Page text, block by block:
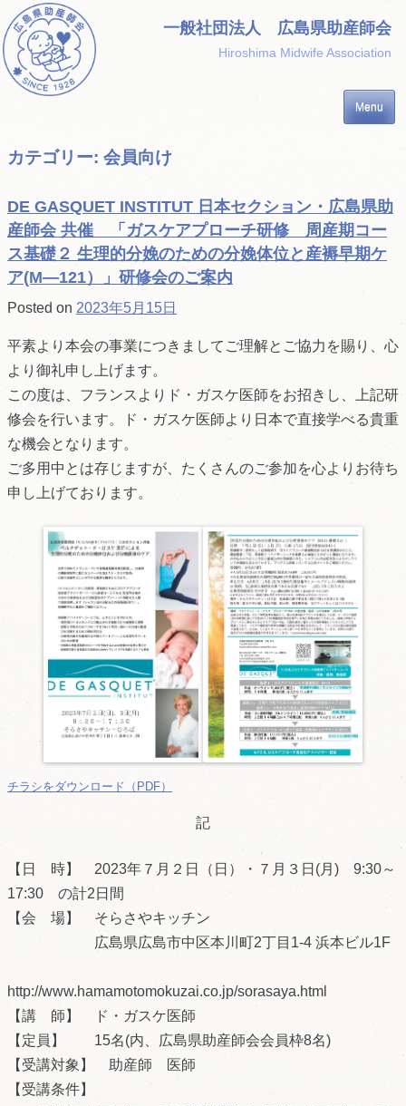
Skip
to
content
一般社団法人 広島県助産師会
Hiroshima Midwife Association
Menu
カテゴリー: 会員向け
DE GASQUET INSTITUT 日本セクション・広島県助
産師会 共催 「ガスケアプローチ研修 周産期コー
ス基礎２ 生理的分娩のための分娩体位と産褥早期ケ
ア(M—121）」研修会のご案内
Posted on 2023年5月15日
平素より本会の事業につきましてご理解とご協力を賜り、心
より御礼申し上げます。
この度は、フランスよりド・ガスケ医師をお招きし、上記研
修会を行います。ド・ガスケ医師より日本で直接学べる貴重
な機会となります。
ご多用中とは存じますが、たくさんのご参加を心よりお待ち
申し上げております。
チラシをダウンロード（PDF）
記
【日 時】 2023年７月２日（日）・７月３日(月) 9:30～
17:30 の計2日間
【会 場】 そらさやキッチン
広島県広島市中区本川町2丁目1‐4 浜本ビル1F
http://www.hamamotomokuzai.co.jp/sorasaya.html
【講 師】 ド・ガスケ医師
【定員】 15名(内、広島県助産師会会員枠8名)
【受講対象】 助産師 医師
【受講条件】